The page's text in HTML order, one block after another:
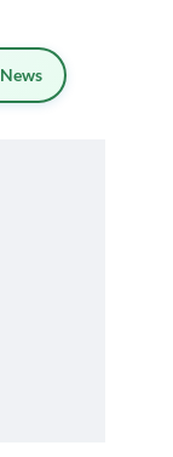
News